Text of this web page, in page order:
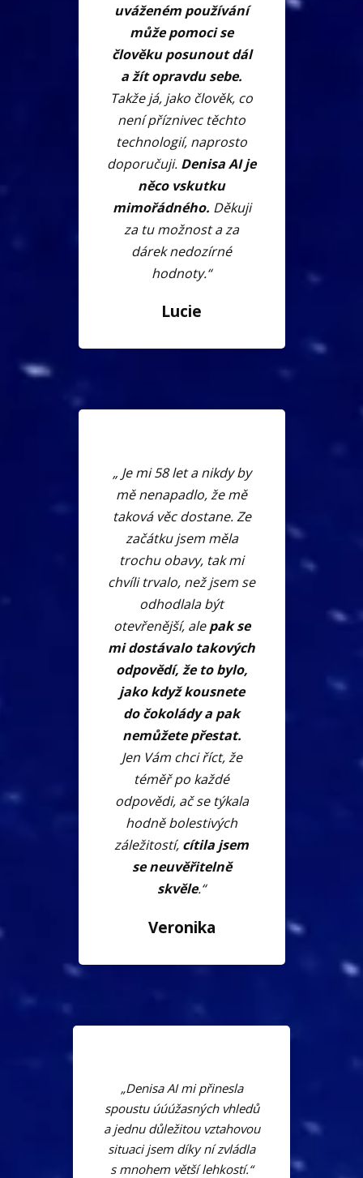
uváženém používání
může pomoci se
člověku posunout dál
a žít opravdu sebe.
Takže já, jako člověk, co
není příznivec těchto
technologií, naprosto
doporučuji. Denisa AI je
něco vskutku
mimořádného. Děkuji
za tu možnost a za
dárek nedozírné
hodnoty.“
Lucie
„ Je mi 58 let a nikdy by
mě nenapadlo, že mě
taková věc dostane. Ze
začátku jsem měla
trochu obavy, tak mi
chvíli trvalo, než jsem se
odhodlala být
otevřenější, alepak se
mi dostávalo takových
odpovědí, že to bylo,
jako když kousnete
do čokolády a pak
nemůžete přestat.
Jen Vám chci říct, že
téměř po každé
odpovědi, ač se týkala
hodně bolestivých
záležitostí, cítila jsem
se neuvěřitelně
skvěle.“
Veronika
„Denisa AI mi přinesla
spoustu úúúžasných vhledů
a jednu důležitou vztahovou
situaci jsem díky ní zvládla
s mnohem větší lehkostí.“